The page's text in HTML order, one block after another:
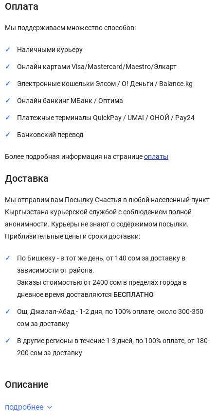
Оплата
Мы поддерживаем множество способов:
Наличными курьеру
Онлайн картами Visa/Mastercard/Maestro/Элкарт
Электронные кошельки Элсом / О! Деньги / Balance.kg
Онлайн банкинг МБанк / Оптима
Платежные терминалы QuickPay / UMAI / ОНОЙ / Pay24
Банковский перевод
Более подробная информация на страницеоплаты
Доставка
Мы отправим вам Посылку Счастья в любой населенный пункт
Кыргызстана курьерской службой с соблюдением полной
анонимности. Курьеры не знают о содержимом посылки.
Приблизительные цены и сроки доставки:
По Бишкеку - в тот же день, от 140 сом за доставку в
зависимости от района.
Заказы стоимостью от 2400 сом в пределах города в
дневное время доставляются БЕСПЛАТНО
Ош, Джалал-Абад - 1-2 дня, по 100% оплате, около 300-350
сом за доставку
В другие регионы в течение 1-3 дней, по 100% оплате, от 180-
200 сом за доставку
Описание
подробнее